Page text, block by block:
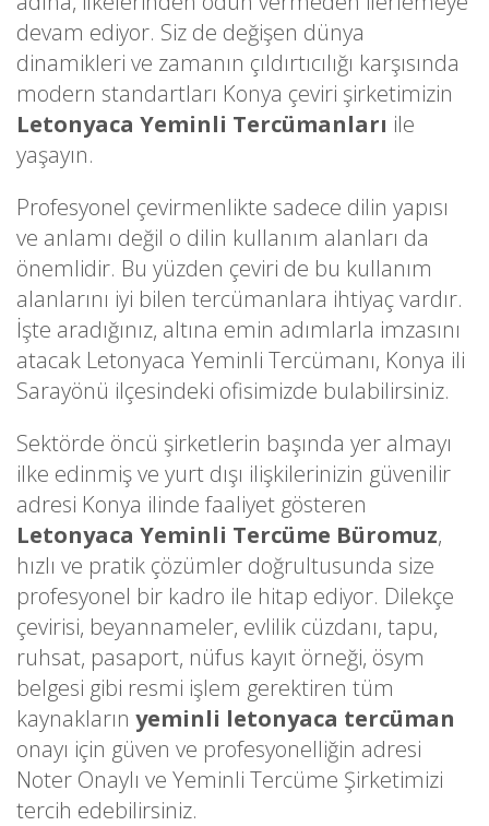
devam ediyor. Siz de değişen dünya
dinamikleri ve zamanın çıldırtıcılığı karşısında
modern standartları Konya çeviri şirketimizin
Letonyaca Yeminli Tercümanları ile
yaşayın.
Profesyonel çevirmenlikte sadece dilin yapısı
ve anlamı değil o dilin kullanım alanları da
önemlidir. Bu yüzden çeviri de bu kullanım
alanlarını iyi bilen tercümanlara ihtiyaç vardır.
İşte aradığınız, altına emin adımlarla imzasını
atacak Letonyaca Yeminli Tercümanı, Konya ili
Sarayönü ilçesindeki ofisimizde bulabilirsiniz.
Sektörde öncü şirketlerin başında yer almayı
ilke edinmiş ve yurt dışı ilişkilerinizin güvenilir
adresi Konya ilinde faaliyet gösteren
Letonyaca Yeminli Tercüme Büromuz,
hızlı ve pratik çözümler doğrultusunda size
profesyonel bir kadro ile hitap ediyor. Dilekçe
çevirisi, beyannameler, evlilik cüzdanı, tapu,
ruhsat, pasaport, nüfus kayıt örneği, ösym
belgesi gibi resmi işlem gerektiren tüm
kaynakların yeminli letonyaca tercüman
onayı için güven ve profesyonelliğin adresi
Noter Onaylı ve Yeminli Tercüme Şirketimizi
tercih edebilirsiniz.